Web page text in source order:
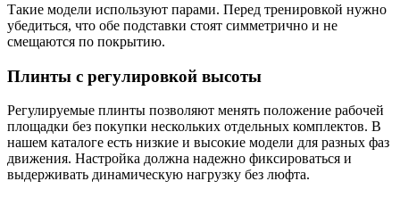
Такие модели используют парами. Перед тренировкой нужно
убедиться, что обе подставки стоят симметрично и не
смещаются по покрытию.
Плинты с регулировкой высоты
Регулируемые плинты позволяют менять положение рабочей
площадки без покупки нескольких отдельных комплектов. В
нашем каталоге есть низкие и высокие модели для разных фаз
движения. Настройка должна надежно фиксироваться и
выдерживать динамическую нагрузку без люфта.